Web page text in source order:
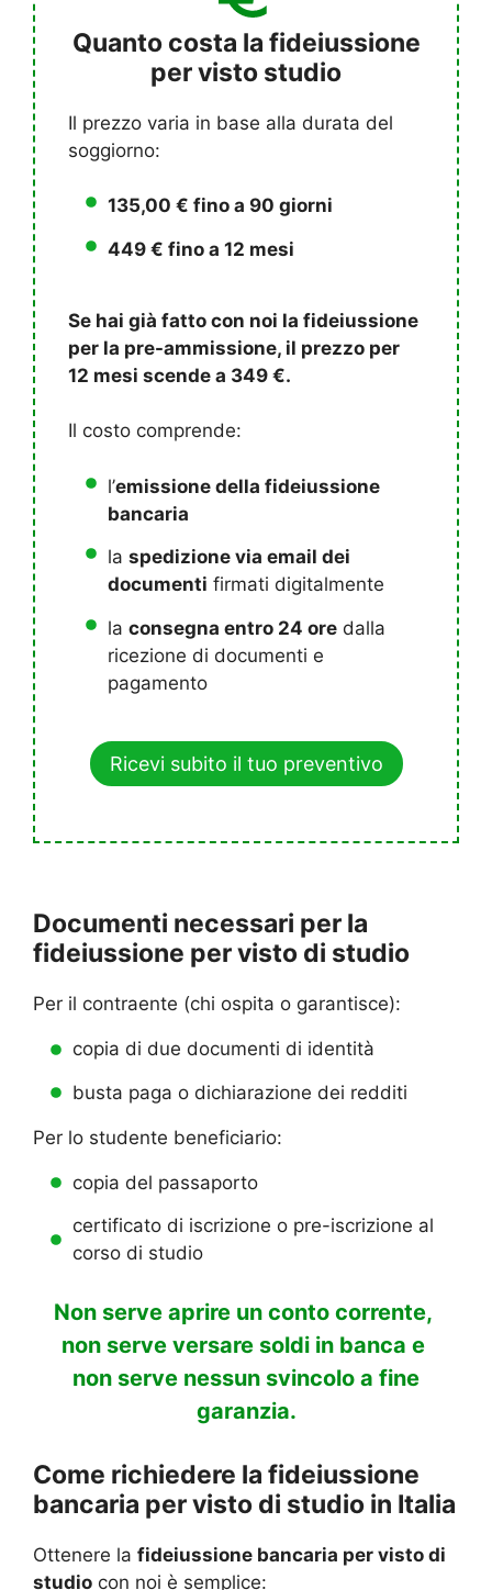
Quanto costa la fideiussione
per visto studio
Il prezzo varia in base alla durata del
soggiorno:
135,00 € fino a 90 giorni
449 € fino a 12 mesi
Se hai già fatto con noi la fideiussione
per la pre-ammissione, il prezzo per
12 mesi scende a 349 €.
Il costo comprende:
l’emissione della fideiussione
bancaria
la spedizione via email dei
documenti firmati digitalmente
la consegna entro 24 ore dalla
ricezione di documenti e
pagamento
Ricevi subito il tuo preventivo
Documenti necessari per la
fideiussione per visto di studio
Per il contraente (chi ospita o garantisce):
copia di due documenti di identità
busta paga o dichiarazione dei redditi
Per lo studente beneficiario:
copia del passaporto
certificato di iscrizione o pre-iscrizione al
corso di studio
Non serve aprire un conto corrente,
non serve versare soldi in banca e
non serve nessun svincolo a fine
garanzia.
Come richiedere la fideiussione
bancaria per visto di studio in Italia
Ottenere la fideiussione bancaria per visto di
studio con noi è semplice: